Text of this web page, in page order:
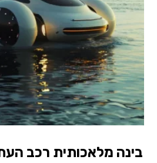
בינה מלאכותית רכב